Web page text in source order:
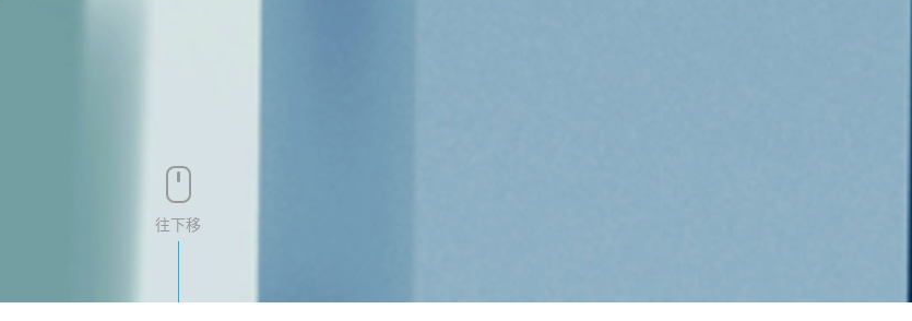
往下移